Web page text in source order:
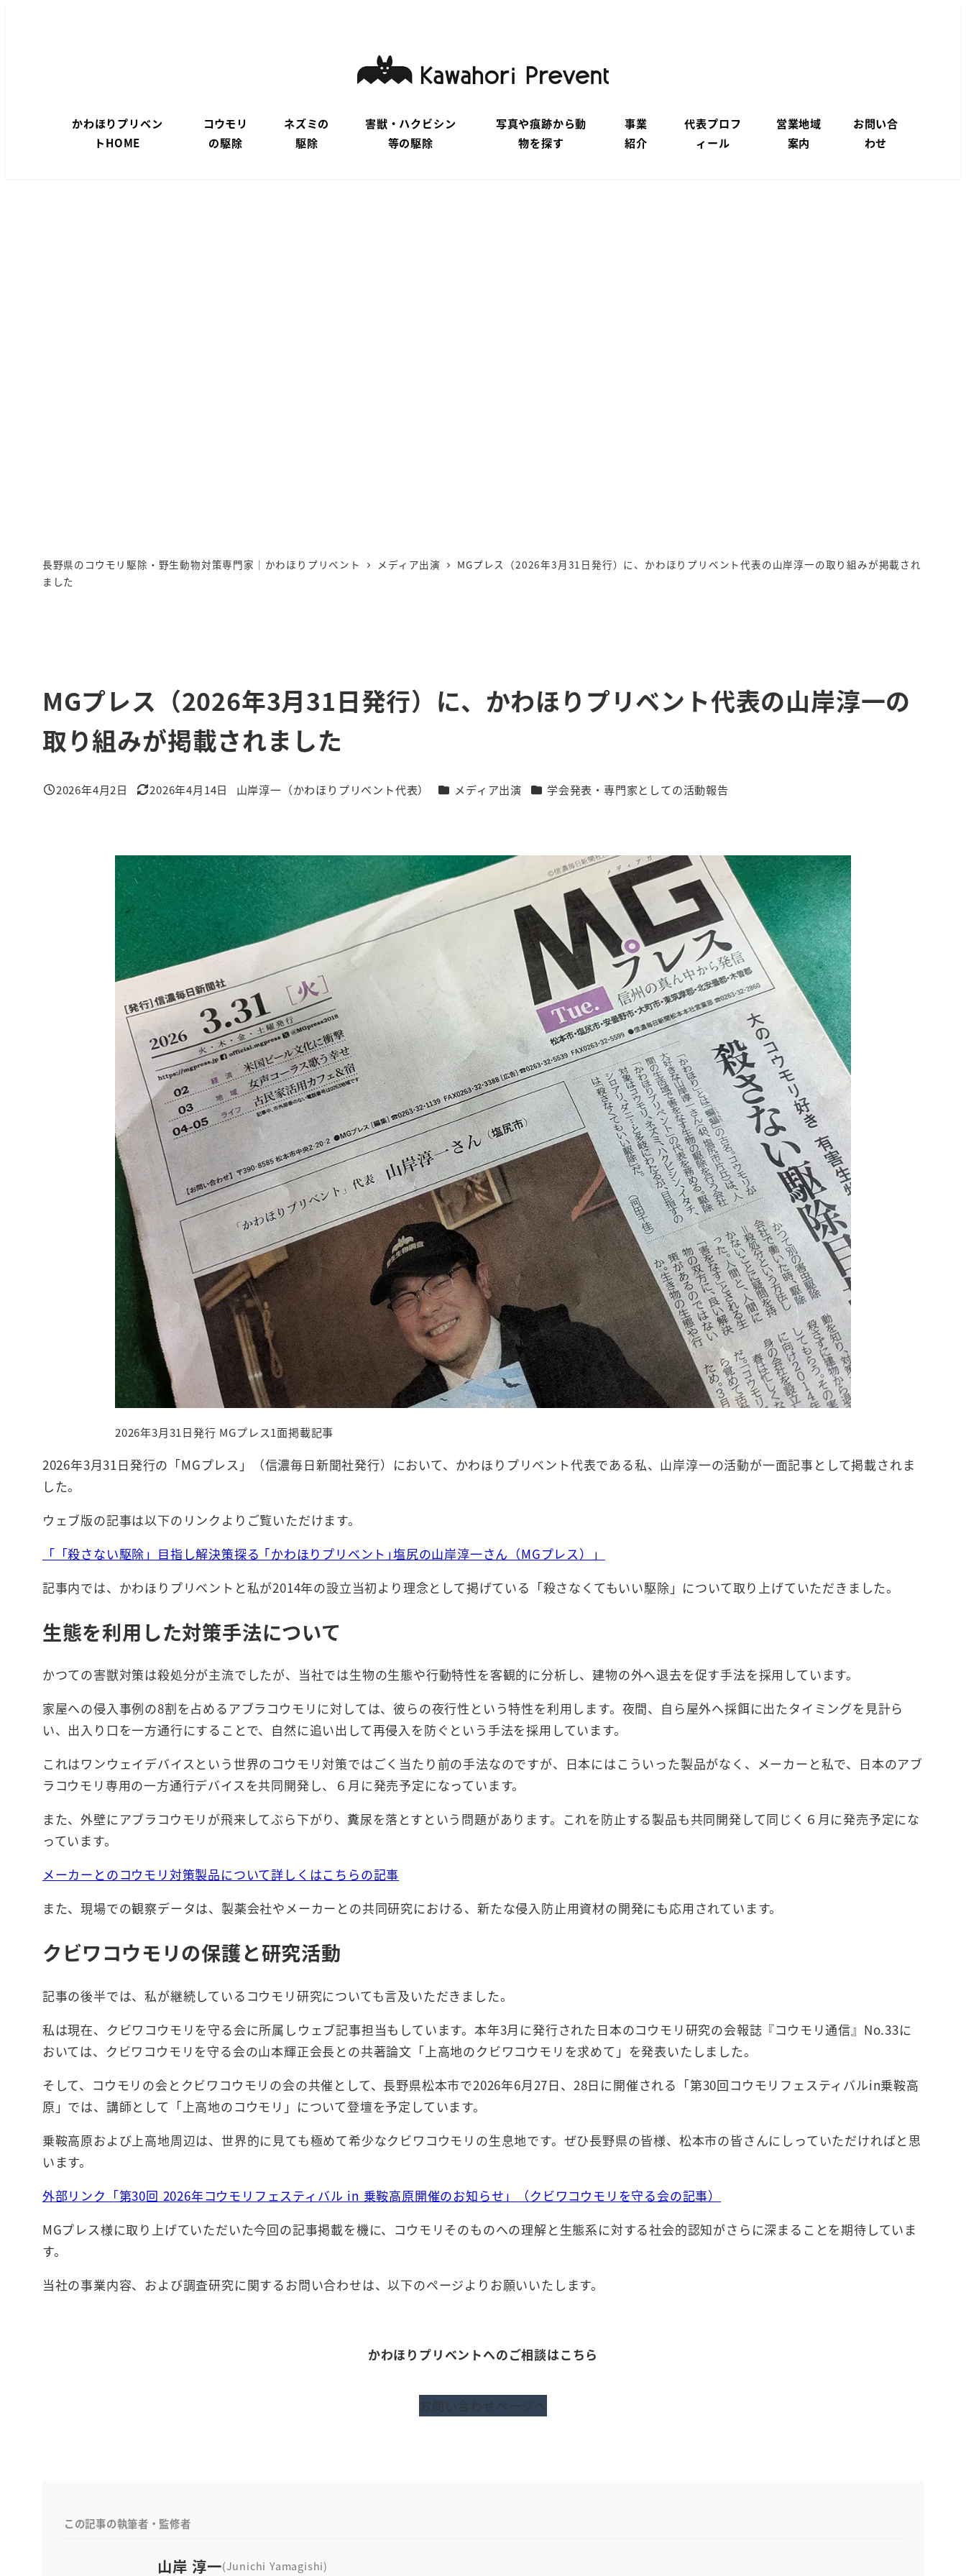
かわほりプリベン
トHOME
コウモリ
の駆除
ネズミの
駆除
害獣・ハクビシン
等の駆除
写真や痕跡から動
物を探す
事業
紹介
代表プロフ
ィール
営業地域
案内
お問い合
わせ
長野県のコウモリ駆除・野生動物対策専門家｜かわほりプリベント メディア出演
MGプレス（2026年3月31日発行）に、かわほりプリベント代表の山岸淳一の取り組みが掲載され
ました
MGプレス（2026年3月31日発行）に、かわほりプリベント代表の山岸淳一の
取り組みが掲載されました
投稿日
2026年4月2日
更新日
2026年4月14日
著
山岸淳一（かわほりプリベント代表） カテゴリー
メディア出演 カテゴリー
学会発表・専門家としての活動報告
2026年3月31日発行 MGプレス1面掲載記事
2026年3月31日発行の「MGプレス」（信濃毎日新聞社発行）において、かわほりプリベント代表である私、山岸淳一の活動が一面記事として掲載されま
した。
ウェブ版の記事は以下のリンクよりご覧いただけます。
「「殺さない駆除」目指し解決策探る ｢かわほりプリベント｣塩尻の山岸淳一さん（MGプレス）」
記事内では、かわほりプリベントと私が2014年の設立当初より理念として掲げている「殺さなくてもいい駆除」について取り上げていただきました。
生態を利用した対策手法について
かつての害獣対策は殺処分が主流でしたが、当社では生物の生態や行動特性を客観的に分析し、建物の外へ退去を促す手法を採用しています。
家屋への侵入事例の8割を占めるアブラコウモリに対しては、彼らの夜行性という特性を利用します。夜間、自ら屋外へ採餌に出たタイミングを見計ら
い、出入り口を一方通行にすることで、自然に追い出して再侵入を防ぐという手法を採用しています。
これはワンウェイデバイスという世界のコウモリ対策ではごく当たり前の手法なのですが、日本にはこういった製品がなく、メーカーと私で、日本のアブ
ラコウモリ専用の一方通行デバイスを共同開発し、６月に発売予定になっています。
また、外壁にアブラコウモリが飛来してぶら下がり、糞尿を落とすという問題があります。これを防止する製品も共同開発して同じく６月に発売予定にな
っています。
メーカーとのコウモリ対策製品について詳しくはこちらの記事
また、現場での観察データは、製薬会社やメーカーとの共同研究における、新たな侵入防止用資材の開発にも応用されています。
クビワコウモリの保護と研究活動
記事の後半では、私が継続しているコウモリ研究についても言及いただきました。
私は現在、クビワコウモリを守る会に所属しウェブ記事担当もしています。本年3月に発行された日本のコウモリ研究の会報誌『コウモリ通信』No.33に
おいては、クビワコウモリを守る会の山本輝正会長との共著論文「上高地のクビワコウモリを求めて」を発表いたしました。
そして、コウモリの会とクビワコウモリの会の共催として、長野県松本市で2026年6月27日、28日に開催される「第30回コウモリフェスティバルin乗鞍高
原」では、講師として「上高地のコウモリ」について登壇を予定しています。
乗鞍高原および上高地周辺は、世界的に見ても極めて希少なクビワコウモリの生息地です。ぜひ長野県の皆様、松本市の皆さんにしっていただければと思
います。
外部リンク「第30回 2026年コウモリフェスティバル in 乗鞍高原開催のお知らせ」（クビワコウモリを守る会の記事）
MGプレス様に取り上げていただいた今回の記事掲載を機に、コウモリそのものへの理解と生態系に対する社会的認知がさらに深まることを期待していま
す。
当社の事業内容、および調査研究に関するお問い合わせは、以下のページよりお願いいたします。
かわほりプリベントへのご相談はこちら
お問い合わせページへ
この記事の執筆者・監修者
山岸 淳一(Junichi Yamagishi)